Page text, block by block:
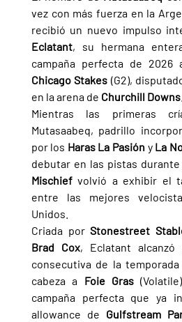
vez con más fuerza en la
Eclatant, su hermana
Chicago Stakes (G2),
en la arena de Churchill Downs.
Mientras las primeras
Mutasaabeq, padrillo
por los Haras La Pasión y La
debutar en las pistas durante
Mischief volvió a exhibir el
entre las mejores
Unidos.
Criada por Stonestreet
Brad Cox, Eclatant
consecutiva de la
cabeza a Foie Gras
campaña perfecta que ya
allowance de Gulfstream